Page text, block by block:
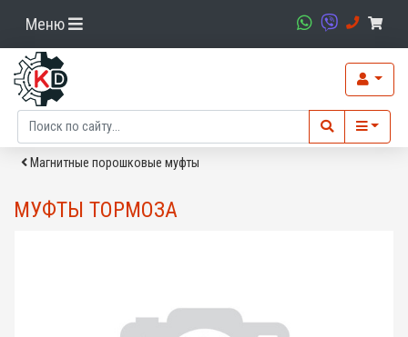
Меню
Магнитные порошковые муфты
МУФТЫ ТОРМОЗА